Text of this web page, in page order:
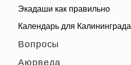
Экадаши как правильно
Календарь для Калининграда
Вопросы
Аюрведа